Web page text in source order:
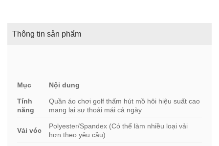
Thông tin sản phẩm
Mục Nội dung
Tính
năng
Quần áo chơi golf thấm hút mồ hôi hiệu suất cao
mang lại sự thoải mái cả ngày
Vải vóc
Polyester/Spandex (Có thể làm nhiều loại vải
hơn theo yêu cầu)